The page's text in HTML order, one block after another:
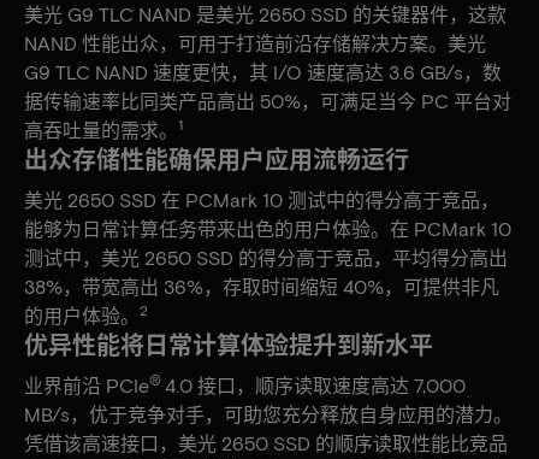
美光 G9 TLC NAND 是美光 2650 SSD 的关键器件，这款
NAND 性能出众，可用于打造前沿存储解决方案。美光
G9 TLC NAND 速度更快，其 I/O 速度高达 3.6 GB/s，数
据传输速率比同类产品高出 50%，可满足当今 PC 平台对
高吞吐量的需求。
1
出众存储性能确保用户应用流畅运行
美光 2650 SSD 在 PCMark 10 测试中的得分高于竞品，
能够为日常计算任务带来出色的用户体验。在 PCMark 10
测试中，美光 2650 SSD 的得分高于竞品，平均得分高出
38%，带宽高出 36%，存取时间缩短 40%，可提供非凡
的用户体验。
2
优异性能将日常计算体验提升到新水平
业界前沿 PCIe® 4.0 接口，顺序读取速度高达 7,000
MB/s，优于竞争对手，可助您充分释放自身应用的潜力。
凭借该高速接口，美光 2650 SSD 的顺序读取性能比竞品